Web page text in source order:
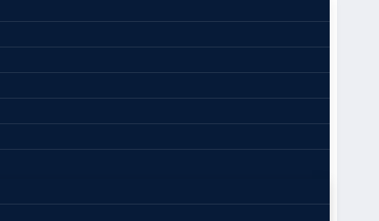
即派人进行调查，并依法作出立案或者不
施评：且未明确是由行政机关直接检验、
委托有资质的专业机构进行鉴定、认
检察院。行政执法机关在移送案件时已经作
关决定不予立案或者撤销案件、人民检察